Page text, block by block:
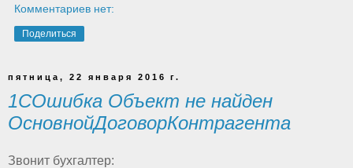
Комментариев нет:
Поделиться
пятница, 22 января 2016 г.
1СОшибка Объект не найден
ОсновнойДоговорКонтрагента
Звонит бухгалтер: